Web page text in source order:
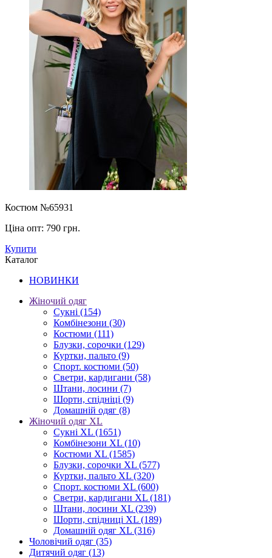
Костюм №65931
Ціна опт: 790 грн.
Купити
Каталог
НОВИНКИ
Жіночий одяг
Сукні (154)
Комбінезони (30)
Костюми (111)
Блузки, сорочки (129)
Куртки, пальто (9)
Спорт. костюми (50)
Светри, кардигани (58)
Штани, лосини (7)
Шорти, спідніці (9)
Домашній одяг (8)
Жіночий одяг XL
Cукні XL (1651)
Комбінезони XL (10)
Костюми XL (1585)
Блузки, сорочки XL (577)
Куртки, пальто XL (320)
Спорт. костюми XL (600)
Светри, кардигани XL (181)
Штани, лосини XL (239)
Шорти, спідниці XL (189)
Домашній одяг XL (316)
Чоловічий одяг (35)
Дитячий одяг (13)